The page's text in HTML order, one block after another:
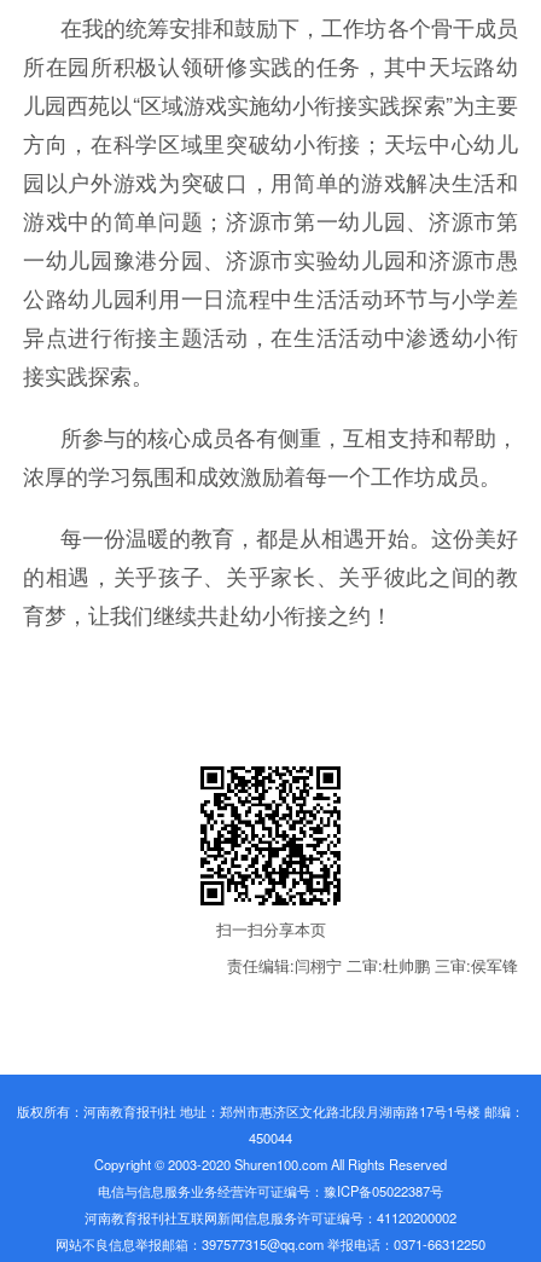
在我的统筹安排和鼓励下，工作坊各个骨干成员
所在园所积极认领研修实践的任务，其中天坛路幼
儿园西苑以“区域游戏实施幼小衔接实践探索”为主要
方向，在科学区域里突破幼小衔接；天坛中心幼儿
园以户外游戏为突破口，用简单的游戏解决生活和
游戏中的简单问题；济源市第一幼儿园、济源市第
一幼儿园豫港分园、济源市实验幼儿园和济源市愚
公路幼儿园利用一日流程中生活活动环节与小学差
异点进行衔接主题活动，在生活活动中渗透幼小衔
接实践探索。
所参与的核心成员各有侧重，互相支持和帮助，
浓厚的学习氛围和成效激励着每一个工作坊成员。
每一份温暖的教育，都是从相遇开始。这份美好
的相遇，关乎孩子、关乎家长、关乎彼此之间的教
育梦，让我们继续共赴幼小衔接之约！
扫一扫分享本页
责任编辑:闫栩宁 二审:杜帅鹏 三审:侯军锋
版权所有：河南教育报刊社 地址：郑州市惠济区文化路北段月湖南路17号1号楼 邮编：
450044
Copyright © 2003-2020 Shuren100.com All Rights Reserved
电信与信息服务业务经营许可证编号：豫ICP备05022387号
河南教育报刊社互联网新闻信息服务许可证编号：41120200002
网站不良信息举报邮箱：397577315@qq.com 举报电话：0371-66312250